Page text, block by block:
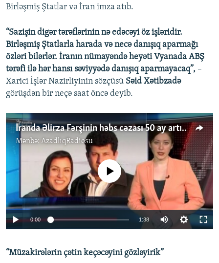
Birləşmiş Ştatlar və İran imza atıb.
“Sazişin digər tərəflərinin nə edəcəyi öz işləridir.
Birləşmiş Ştatlarla harada və necə danışıq aparmağı
özləri bilərlər. İranın nümayəndə heyəti Vyanada ABŞ
tərəfi ilə hər hansı səviyyədə danışıq aparmayacaq”, –
Xarici İşlər Nazirliyinin sözçüsü Səid Xətibzadə
görüşdən bir neçə saat öncə deyib.
İranda Əlirza Fərşinin həbs cəzası 50 ay artırıldı
Mənbə: AzadlıqRadiosu
No media source currently available
0:00 1:38
“Müzakirələrin çətin keçəcəyini gözləyirik”